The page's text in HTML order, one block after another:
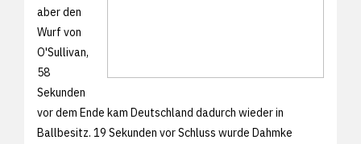
aber den
Wurf von
O'Sullivan,
58
Sekunden
vor dem Ende kam Deutschland dadurch wieder in
Ballbesitz. 19 Sekunden vor Schluss wurde Dahmke